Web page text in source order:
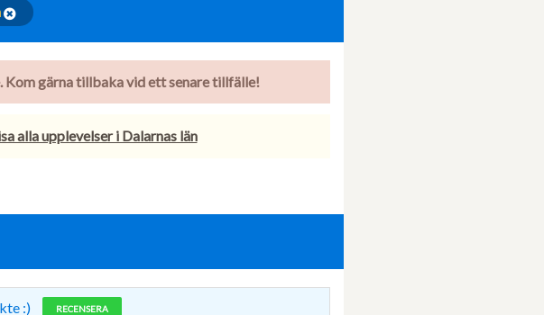
Kom gärna tillbaka vid ett senare tillfälle!
alla upplevelser i Dalarnas län
:) RECENSERA